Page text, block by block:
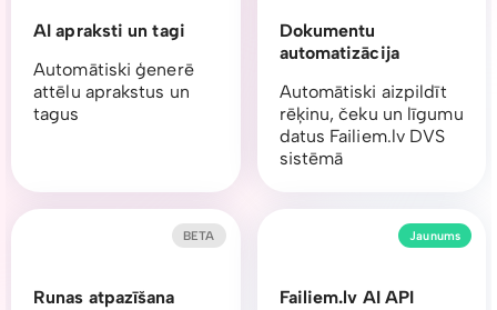
AI apraksti un tagi
Automātiski ģenerē
attēlu aprakstus un
tagus
Dokumentu
automatizācija
Automātiski aizpildīt
rēķinu, čeku un līgumu
datus Failiem.lv DVS
sistēmā
Runas atpazīšana
BETA
Failiem.lv AI API
Jaunums